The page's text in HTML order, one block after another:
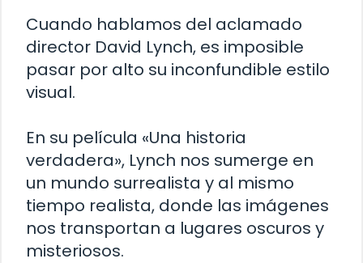
Cuando hablamos del aclamado
director David Lynch, es imposible
pasar por alto su inconfundible estilo
visual.
En su película «Una historia
verdadera», Lynch nos sumerge en
un mundo surrealista y al mismo
tiempo realista, donde las imágenes
nos transportan a lugares oscuros y
misteriosos.